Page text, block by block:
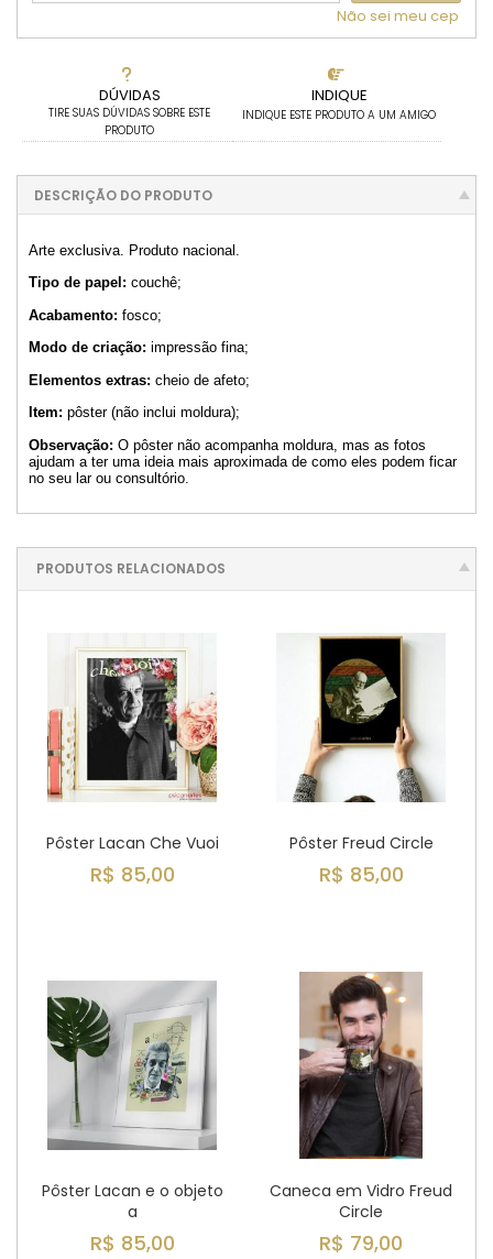
DÚVIDAS
TIRE SUAS DÚVIDAS SOBRE ESTE
PRODUTO
INDIQUE
INDIQUE ESTE PRODUTO A UM AMIGO
Não sei meu cep
DESCRIÇÃO DO PRODUTO
Arte exclusiva. Produto nacional.
Tipo de papel: couchê;
Acabamento: fosco;
Modo de criação: impressão fina;
Elementos extras: cheio de afeto;
Item: pôster (não inclui moldura);
Observação: O pôster não acompanha moldura, mas as fotos
ajudam a ter uma ideia mais aproximada de como eles podem ficar
no seu lar ou consultório.
PRODUTOS RELACIONADOS
Pôster Lacan Che Vuoi
R$ 85,00
Pôster Freud Circle
R$ 85,00
Pôster Lacan e o objeto
a
R$ 85,00
Caneca em Vidro Freud
Circle
R$ 79,00